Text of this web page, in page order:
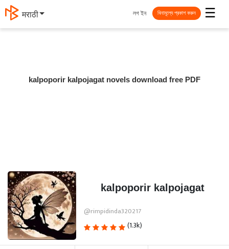
मराठी ☰
লগ ইন বিনামূল্যে প্রকাশ করুন
kalpoporir kalpojagat novels download free PDF
kalpoporir kalpojagat
@rimpidinda320217
(1.3k)